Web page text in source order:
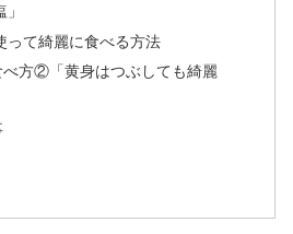
って綺麗に食べる方法
べ方②「黄身はつぶしても綺麗